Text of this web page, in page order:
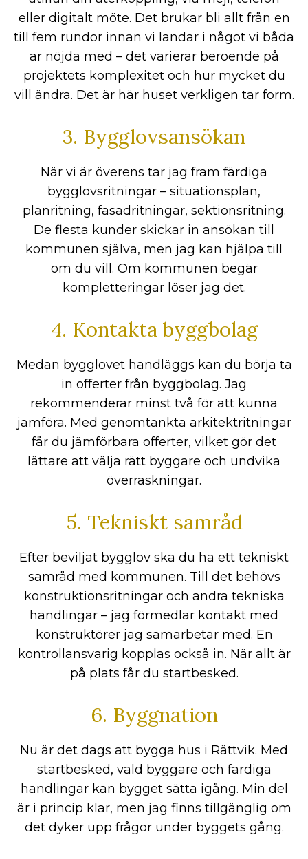
eller digitalt möte. Det brukar bli allt från en
till fem rundor innan vi landar i något vi båda
är nöjda med – det varierar beroende på
projektets komplexitet och hur mycket du
vill ändra. Det är här huset verkligen tar form.
3. Bygglovsansökan
När vi är överens tar jag fram färdiga
bygglovsritningar – situationsplan,
planritning, fasadritningar, sektionsritning.
De flesta kunder skickar in ansökan till
kommunen själva, men jag kan hjälpa till
om du vill. Om kommunen begär
kompletteringar löser jag det.
4. Kontakta byggbolag
Medan bygglovet handläggs kan du börja ta
in offerter från byggbolag. Jag
rekommenderar minst två för att kunna
jämföra. Med genomtänkta arkitektritningar
får du jämförbara offerter, vilket gör det
lättare att välja rätt byggare och undvika
överraskningar.
5. Tekniskt samråd
Efter beviljat bygglov ska du ha ett tekniskt
samråd med kommunen. Till det behövs
konstruktionsritningar och andra tekniska
handlingar – jag förmedlar kontakt med
konstruktörer jag samarbetar med. En
kontrollansvarig kopplas också in. När allt är
på plats får du startbesked.
6. Byggnation
Nu är det dags att bygga hus i Rättvik. Med
startbesked, vald byggare och färdiga
handlingar kan bygget sätta igång. Min del
är i princip klar, men jag finns tillgänglig om
det dyker upp frågor under byggets gång.